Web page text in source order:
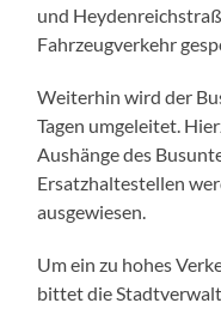
und
Fahrzeugverkehr
Weiterhin wird der
Tagen umgeleitet.
Aushänge des
Ersatzhaltestellen
ausgewiesen.
Um ein zu hohes
bittet die